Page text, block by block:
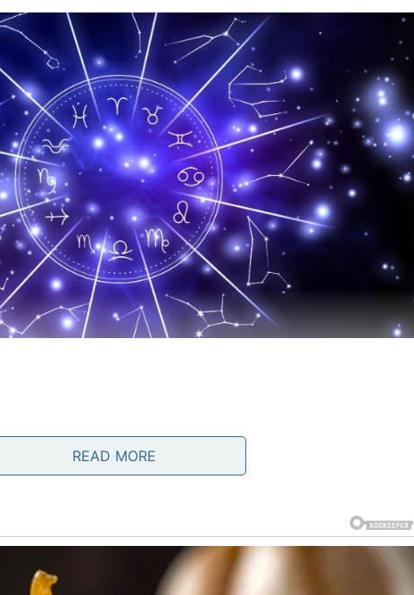
priliku.
READ MORE